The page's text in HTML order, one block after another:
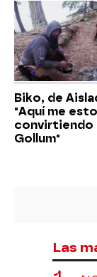
Biko, de
"Aquí me
convirtiendo
Gollum"
Las